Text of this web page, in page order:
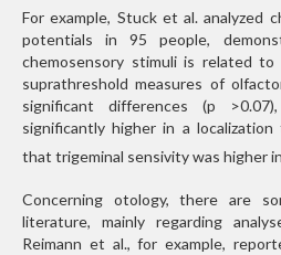
For example, Stuck et al. analyzed
potentials in 95 people,
chemosensory stimuli is related to
suprathreshold measures of
significant differences (p
significantly higher in a
that trigeminal sensivity was higher
Concerning otology, there are
literature, mainly regarding
Reimann et al., for example,